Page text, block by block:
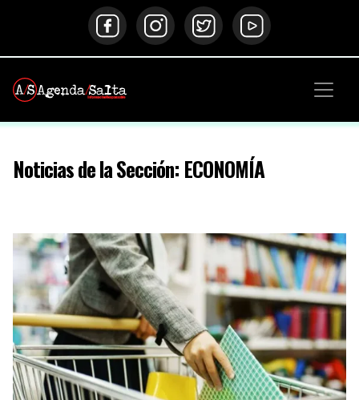
Noticias de la Sección: ECONOMÍA